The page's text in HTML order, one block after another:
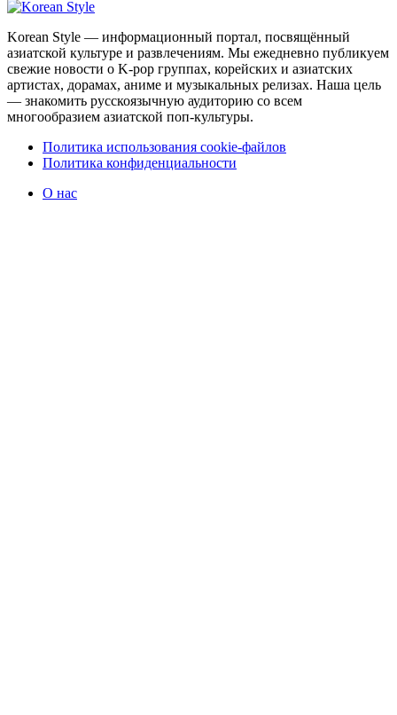
Korean Style — информационный портал, посвящённый
азиатской культуре и развлечениям. Мы ежедневно публикуем
свежие новости о K-pop группах, корейских и азиатских
артистах, дорамах, аниме и музыкальных релизах. Наша цель
— знакомить русскоязычную аудиторию со всем
многообразием азиатской поп-культуры.
Политика использования cookie-файлов
Политика конфиденциальности
О нас